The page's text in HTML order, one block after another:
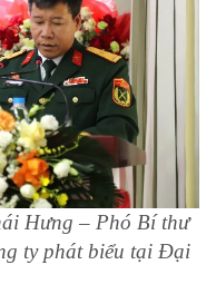
Hưng – Phó Bí thư
ty phát biểu tại Đại